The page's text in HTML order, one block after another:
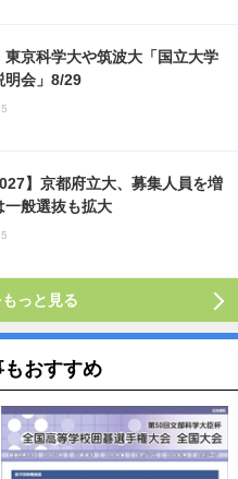
東京科学大や筑波大「国立大学
明会」8/29
】京都府立大、募集人員を増
般選抜も拡大
っと見る
おすすめ